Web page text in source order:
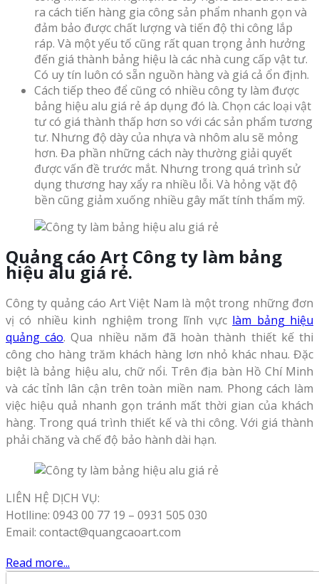
ra cách tiến hàng gia công sản phẩm nhanh gọn và
đảm bảo được chất lượng và tiến độ thi công lắp
ráp. Và một yếu tố cũng rất quan trọng ảnh hưởng
đến giá thành bảng hiệu là các nhà cung cấp vật tư.
Có uy tín luôn có sẵn nguồn hàng và giá cả ổn định.
Cách tiếp theo để cũng có nhiều công ty làm được
bảng hiệu alu giá rẻ áp dụng đó là. Chọn các loại vật
tư có giá thành thấp hơn so với các sản phẩm tương
tư. Nhưng độ dày của nhựa và nhôm alu sẽ mỏng
hơn. Đa phần những cách này thường giải quyết
được vấn đề trước mắt. Nhưng trong quá trình sử
dụng thương hay xẩy ra nhiều lỗi. Và hỏng vặt độ
bền cũng giảm xuống nhiều gây mất tính thẩm mỹ.
Quảng cáo Art Công ty làm bảng
hiệu alu giá rẻ.
Công ty quảng cáo Art Việt Nam là một trong những đơn
vị có nhiều kinh nghiệm trong lĩnh vực làm bảng hiệu
quảng cáo. Qua nhiều năm đã hoàn thành thiết kế thi
công cho hàng trăm khách hàng lơn nhỏ khác nhau. Đặc
biệt là bảng hiệu alu, chữ nổi. Trên địa bàn Hồ Chí Minh
và các tỉnh lân cận trên toàn miền nam. Phong cách làm
việc hiệu quả nhanh gọn tránh mất thời gian của khách
hàng. Trong quá trình thiết kế và thi công. Với giá thành
phải chăng và chế độ bảo hành dài hạn.
LIÊN HỆ DỊCH VỤ:
Hotlline: 0943 00 77 19 – 0931 505 030
Email: contact@quangcaoart.com
Read more...